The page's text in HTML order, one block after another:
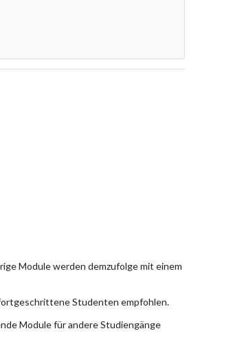
Module werden demzufolge mit einem
Studenten empfohlen.
Module für andere Studiengänge